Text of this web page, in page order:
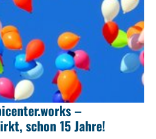
–
schon 15 Jahre!